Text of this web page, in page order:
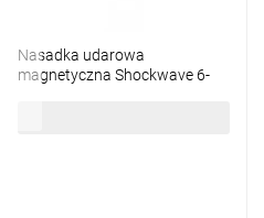
Nasadka udarowa
magnetyczna Shockwave 6-